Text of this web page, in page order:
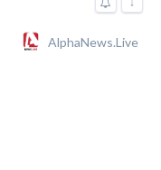
AlphaNews.Live